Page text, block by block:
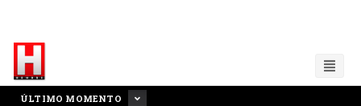
ÚLTIMO MOMENTO